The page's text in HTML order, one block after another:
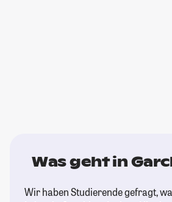
Was geht in
Wir haben Studierende gefragt,